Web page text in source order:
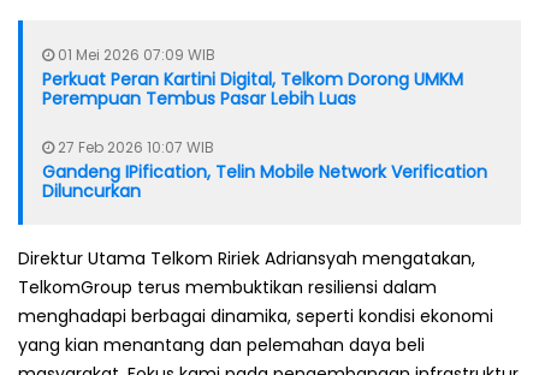
01 Mei 2026 07:09 WIB
Perkuat Peran Kartini Digital, Telkom Dorong UMKM
Perempuan Tembus Pasar Lebih Luas
27 Feb 2026 10:07 WIB
Gandeng IPification, Telin Mobile Network Verification
Diluncurkan
Direktur Utama Telkom Ririek Adriansyah mengatakan,
TelkomGroup terus membuktikan resiliensi dalam
menghadapi berbagai dinamika, seperti kondisi ekonomi
yang kian menantang dan pelemahan daya beli